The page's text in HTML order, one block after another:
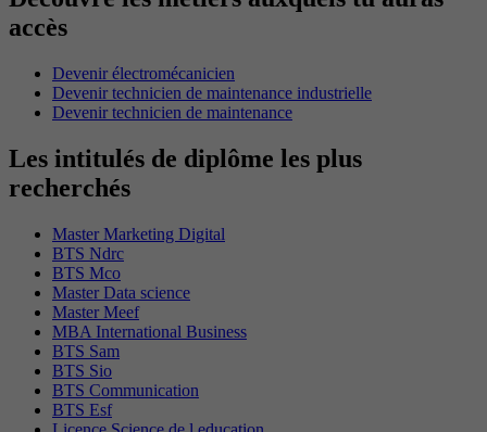
accès
Devenir électromécanicien
Devenir technicien de maintenance industrielle
Devenir technicien de maintenance
Les intitulés de diplôme les plus
recherchés
Master Marketing Digital
BTS Ndrc
BTS Mco
Master Data science
Master Meef
MBA International Business
BTS Sam
BTS Sio
BTS Communication
BTS Esf